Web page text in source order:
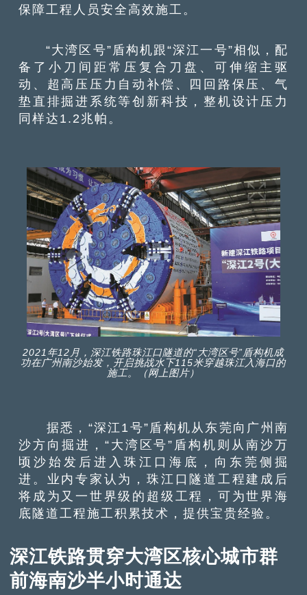
保障工程人员安全高效施工。
“大湾区号”盾构机跟“深江一号”相似，配
备了小刀间距常压复合刀盘、可伸缩主驱
动、超高压压力自动补偿、四回路保压、气
垫直排掘进系统等创新科技，整机设计压力
同样达1.2兆帕。
2021年12月，深江铁路珠江口隧道的“大湾区号”盾构机成
功在广州南沙始发，开启挑战水下115米穿越珠江入海口的
施工。（网上图片）
据悉，“深江1号”盾构机从东莞向广州南
沙方向掘进，“大湾区号”盾构机则从南沙万
顷沙始发后进入珠江口海底，向东莞侧掘
进。业内专家认为，珠江口隧道工程建成后
将成为又一世界级的超级工程，可为世界海
底隧道工程施工积累技术，提供宝贵经验。
深江铁路贯穿大湾区核心城市群
前海南沙半小时通达